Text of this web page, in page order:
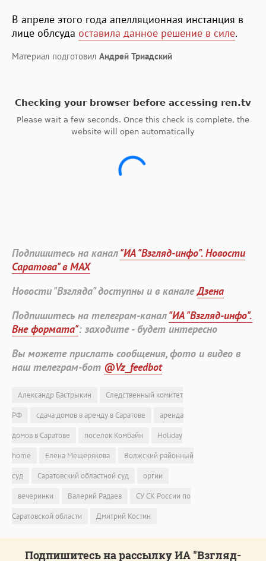
В апреле этого года апелляционная инстанция в
лице облсуда оставила данное решение в силе.
Материал подготовил Андрей Триадский
Подпишитесь на канал"ИА "Взгляд-инфо". Новости
Саратова" в MAX
Новости "Взгляда" доступны и в каналеДзена
Подпишитесь на телеграм-канал"ИА "Взгляд-инфо".
Вне формата": заходите - будет интересно
Вы можете прислать сообщения, фото и видео в
наш телеграм-бот @Vz_feedbot
Александр Бастрыкин
Следственный комитет
РФ
сдача домов в аренду в Саратове
аренда
домов в Саратове
поселок Комбайн
Holiday
home
Елена Мещерякова
Волжский районный
суд
Саратовский областной суд
оргии
вечеринки
Валерий Радаев
СУ СК России по
Саратовской области
Дмитрий Костин
Подпишитесь на рассылку ИА "Взгляд-